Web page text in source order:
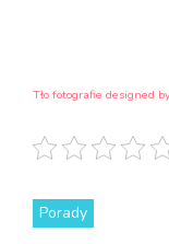
Tło fotografie designed
Porady